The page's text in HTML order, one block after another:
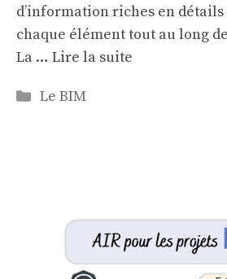
d’information riches en
chaque élément tout au long
La … Lire la suite
Categories
Le BIM